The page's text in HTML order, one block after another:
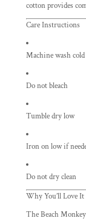
cotton provides
Care Instructions
Machine wash
Do not bleach
Tumble dry low
Iron on low if
Do not dry clean
Why You’ll Love It
The Beach